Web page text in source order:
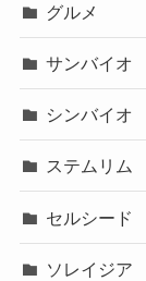
グルメ
サンバイオ
シンバイオ
ステムリム
セルシード
ソレイジア